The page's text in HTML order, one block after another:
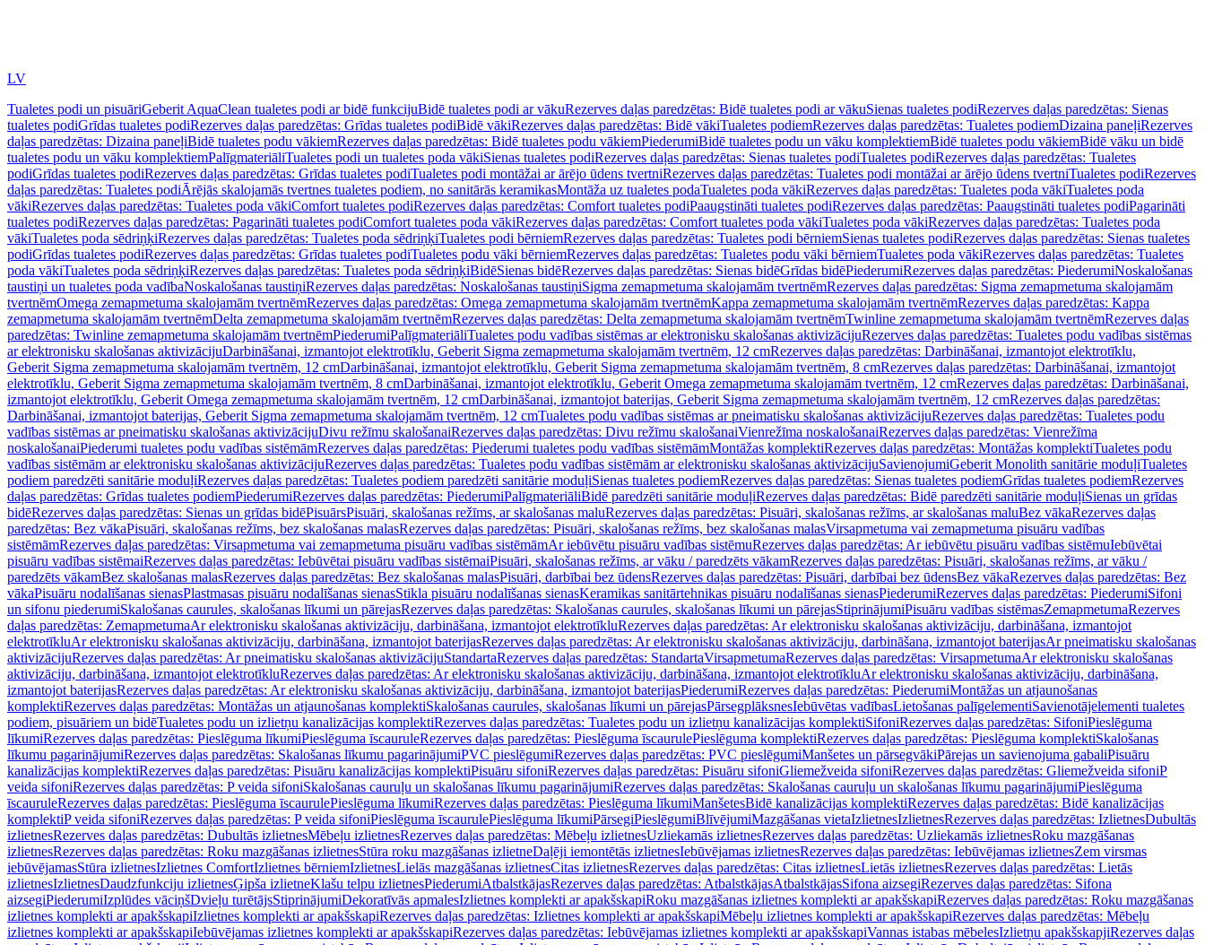
LV
Tualetes podi un pisuāriGeberit AquaClean tualetes podi ar bidē funkcijuBidē tualetes podi ar vākuRezerves daļas paredzētas: Bidē tualetes podi ar vākuSienas tualetes podiRezerves daļas paredzētas: Sienas
tualetes podiGrīdas tualetes podiRezerves daļas paredzētas: Grīdas tualetes podiBidē vākiRezerves daļas paredzētas: Bidē vākiTualetes podiemRezerves daļas paredzētas: Tualetes podiemDizaina paneļiRezerves
daļas paredzētas: Dizaina paneļiBidē tualetes podu vākiemRezerves daļas paredzētas: Bidē tualetes podu vākiemPiederumiBidē tualetes podu un vāku komplektiemBidē tualetes podu vākiemBidē vāku un bidē
tualetes podu un vāku komplektiemPalīgmateriāliTualetes podi un tualetes poda vākiSienas tualetes podiRezerves daļas paredzētas: Sienas tualetes podiTualetes podiRezerves daļas paredzētas: Tualetes
podiGrīdas tualetes podiRezerves daļas paredzētas: Grīdas tualetes podiTualetes podi montāžai ar ārējo ūdens tvertniRezerves daļas paredzētas: Tualetes podi montāžai ar ārējo ūdens tvertniTualetes podiRezerves
daļas paredzētas: Tualetes podiĀrējās skalojamās tvertnes tualetes podiem, no sanitārās keramikasMontāža uz tualetes podaTualetes poda vākiRezerves daļas paredzētas: Tualetes poda vākiTualetes poda
vākiRezerves daļas paredzētas: Tualetes poda vākiComfort tualetes podiRezerves daļas paredzētas: Comfort tualetes podiPaaugstināti tualetes podiRezerves daļas paredzētas: Paaugstināti tualetes podiPagarināti
tualetes podiRezerves daļas paredzētas: Pagarināti tualetes podiComfort tualetes poda vākiRezerves daļas paredzētas: Comfort tualetes poda vākiTualetes poda vākiRezerves daļas paredzētas: Tualetes poda
vākiTualetes poda sēdriņķiRezerves daļas paredzētas: Tualetes poda sēdriņķiTualetes podi bērniemRezerves daļas paredzētas: Tualetes podi bērniemSienas tualetes podiRezerves daļas paredzētas: Sienas tualetes
podiGrīdas tualetes podiRezerves daļas paredzētas: Grīdas tualetes podiTualetes podu vāki bērniemRezerves daļas paredzētas: Tualetes podu vāki bērniemTualetes poda vākiRezerves daļas paredzētas: Tualetes
poda vākiTualetes poda sēdriņķiRezerves daļas paredzētas: Tualetes poda sēdriņķiBidēSienas bidēRezerves daļas paredzētas: Sienas bidēGrīdas bidēPiederumiRezerves daļas paredzētas: PiederumiNoskalošanas
taustiņi un tualetes poda vadībaNoskalošanas taustiņiRezerves daļas paredzētas: Noskalošanas taustiņiSigma zemapmetuma skalojamām tvertnēmRezerves daļas paredzētas: Sigma zemapmetuma skalojamām
tvertnēmOmega zemapmetuma skalojamām tvertnēmRezerves daļas paredzētas: Omega zemapmetuma skalojamām tvertnēmKappa zemapmetuma skalojamām tvertnēmRezerves daļas paredzētas: Kappa
zemapmetuma skalojamām tvertnēmDelta zemapmetuma skalojamām tvertnēmRezerves daļas paredzētas: Delta zemapmetuma skalojamām tvertnēmTwinline zemapmetuma skalojamām tvertnēmRezerves daļas
paredzētas: Twinline zemapmetuma skalojamām tvertnēmPiederumiPalīgmateriāliTualetes podu vadības sistēmas ar elektronisku skalošanas aktivizācijuRezerves daļas paredzētas: Tualetes podu vadības sistēmas
ar elektronisku skalošanas aktivizācijuDarbināšanai, izmantojot elektrotīklu, Geberit Sigma zemapmetuma skalojamām tvertnēm, 12 cmRezerves daļas paredzētas: Darbināšanai, izmantojot elektrotīklu,
Geberit Sigma zemapmetuma skalojamām tvertnēm, 12 cmDarbināšanai, izmantojot elektrotīklu, Geberit Sigma zemapmetuma skalojamām tvertnēm, 8 cmRezerves daļas paredzētas: Darbināšanai, izmantojot
elektrotīklu, Geberit Sigma zemapmetuma skalojamām tvertnēm, 8 cmDarbināšanai, izmantojot elektrotīklu, Geberit Omega zemapmetuma skalojamām tvertnēm, 12 cmRezerves daļas paredzētas: Darbināšanai,
izmantojot elektrotīklu, Geberit Omega zemapmetuma skalojamām tvertnēm, 12 cmDarbināšanai, izmantojot baterijas, Geberit Sigma zemapmetuma skalojamām tvertnēm, 12 cmRezerves daļas paredzētas:
Darbināšanai, izmantojot baterijas, Geberit Sigma zemapmetuma skalojamām tvertnēm, 12 cmTualetes podu vadības sistēmas ar pneimatisku skalošanas aktivizācijuRezerves daļas paredzētas: Tualetes podu
vadības sistēmas ar pneimatisku skalošanas aktivizācijuDivu režīmu skalošanaiRezerves daļas paredzētas: Divu režīmu skalošanaiVienrežīma noskalošanaiRezerves daļas paredzētas: Vienrežīma
noskalošanaiPiederumi tualetes podu vadības sistēmāmRezerves daļas paredzētas: Piederumi tualetes podu vadības sistēmāmMontāžas komplektiRezerves daļas paredzētas: Montāžas komplektiTualetes podu
vadības sistēmām ar elektronisku skalošanas aktivizācijuRezerves daļas paredzētas: Tualetes podu vadības sistēmām ar elektronisku skalošanas aktivizācijuSavienojumiGeberit Monolith sanitārie moduļiTualetes
podiem paredzēti sanitārie moduļiRezerves daļas paredzētas: Tualetes podiem paredzēti sanitārie moduļiSienas tualetes podiemRezerves daļas paredzētas: Sienas tualetes podiemGrīdas tualetes podiemRezerves
daļas paredzētas: Grīdas tualetes podiemPiederumiRezerves daļas paredzētas: PiederumiPalīgmateriāliBidē paredzēti sanitārie moduļiRezerves daļas paredzētas: Bidē paredzēti sanitārie moduļiSienas un grīdas
bidēRezerves daļas paredzētas: Sienas un grīdas bidēPisuārsPisuāri, skalošanas režīms, ar skalošanas maluRezerves daļas paredzētas: Pisuāri, skalošanas režīms, ar skalošanas maluBez vākaRezerves daļas
paredzētas: Bez vākaPisuāri, skalošanas režīms, bez skalošanas malasRezerves daļas paredzētas: Pisuāri, skalošanas režīms, bez skalošanas malasVirsapmetuma vai zemapmetuma pisuāru vadības
sistēmāmRezerves daļas paredzētas: Virsapmetuma vai zemapmetuma pisuāru vadības sistēmāmAr iebūvētu pisuāru vadības sistēmuRezerves daļas paredzētas: Ar iebūvētu pisuāru vadības sistēmuIebūvētai
pisuāru vadības sistēmaiRezerves daļas paredzētas: Iebūvētai pisuāru vadības sistēmaiPisuāri, skalošanas režīms, ar vāku / paredzēts vākamRezerves daļas paredzētas: Pisuāri, skalošanas režīms, ar vāku /
paredzēts vākamBez skalošanas malasRezerves daļas paredzētas: Bez skalošanas malasPisuāri, darbībai bez ūdensRezerves daļas paredzētas: Pisuāri, darbībai bez ūdensBez vākaRezerves daļas paredzētas: Bez
vākaPisuāru nodalīšanas sienasPlastmasas pisuāru nodalīšanas sienasStikla pisuāru nodalīšanas sienasKeramikas sanitārtehnikas pisuāru nodalīšanas sienasPiederumiRezerves daļas paredzētas: PiederumiSifoni
un sifonu piederumiSkalošanas caurules, skalošanas līkumi un pārejasRezerves daļas paredzētas: Skalošanas caurules, skalošanas līkumi un pārejasStiprinājumiPisuāru vadības sistēmasZemapmetumaRezerves
daļas paredzētas: ZemapmetumaAr elektronisku skalošanas aktivizāciju, darbināšana, izmantojot elektrotīkluRezerves daļas paredzētas: Ar elektronisku skalošanas aktivizāciju, darbināšana, izmantojot
elektrotīkluAr elektronisku skalošanas aktivizāciju, darbināšana, izmantojot baterijasRezerves daļas paredzētas: Ar elektronisku skalošanas aktivizāciju, darbināšana, izmantojot baterijasAr pneimatisku skalošanas
aktivizācijuRezerves daļas paredzētas: Ar pneimatisku skalošanas aktivizācijuStandartaRezerves daļas paredzētas: StandartaVirsapmetumaRezerves daļas paredzētas: VirsapmetumaAr elektronisku skalošanas
aktivizāciju, darbināšana, izmantojot elektrotīkluRezerves daļas paredzētas: Ar elektronisku skalošanas aktivizāciju, darbināšana, izmantojot elektrotīkluAr elektronisku skalošanas aktivizāciju, darbināšana,
izmantojot baterijasRezerves daļas paredzētas: Ar elektronisku skalošanas aktivizāciju, darbināšana, izmantojot baterijasPiederumiRezerves daļas paredzētas: PiederumiMontāžas un atjaunošanas
komplektiRezerves daļas paredzētas: Montāžas un atjaunošanas komplektiSkalošanas caurules, skalošanas līkumi un pārejasPārsegplāksnesIebūvētas vadībasLietošanas palīgelementiSavienotājelementi tualetes
podiem, pisuāriem un bidēTualetes podu un izlietņu kanalizācijas komplektiRezerves daļas paredzētas: Tualetes podu un izlietņu kanalizācijas komplektiSifoniRezerves daļas paredzētas: SifoniPieslēguma
līkumiRezerves daļas paredzētas: Pieslēguma līkumiPieslēguma īscauruleRezerves daļas paredzētas: Pieslēguma īscaurulePieslēguma komplektiRezerves daļas paredzētas: Pieslēguma komplektiSkalošanas
līkumu pagarinājumiRezerves daļas paredzētas: Skalošanas līkumu pagarinājumiPVC pieslēgumiRezerves daļas paredzētas: PVC pieslēgumiManšetes un pārsegvākiPārejas un savienojuma gabaliPisuāru
kanalizācijas komplektiRezerves daļas paredzētas: Pisuāru kanalizācijas komplektiPisuāru sifoniRezerves daļas paredzētas: Pisuāru sifoniGliemežveida sifoniRezerves daļas paredzētas: Gliemežveida sifoniP
veida sifoniRezerves daļas paredzētas: P veida sifoniSkalošanas cauruļu un skalošanas līkumu pagarinājumiRezerves daļas paredzētas: Skalošanas cauruļu un skalošanas līkumu pagarinājumiPieslēguma
īscauruleRezerves daļas paredzētas: Pieslēguma īscaurulePieslēguma līkumiRezerves daļas paredzētas: Pieslēguma līkumiManšetesBidē kanalizācijas komplektiRezerves daļas paredzētas: Bidē kanalizācijas
komplektiP veida sifoniRezerves daļas paredzētas: P veida sifoniPieslēguma īscaurulePieslēguma līkumiPārsegiPieslēgumiBlīvējumiMazgāšanas vietaIzlietnesIzlietnesRezerves daļas paredzētas: IzlietnesDubultās
izlietnesRezerves daļas paredzētas: Dubultās izlietnesMēbeļu izlietnesRezerves daļas paredzētas: Mēbeļu izlietnesUzliekamās izlietnesRezerves daļas paredzētas: Uzliekamās izlietnesRoku mazgāšanas
izlietnesRezerves daļas paredzētas: Roku mazgāšanas izlietnesStūra roku mazgāšanas izlietneDaļēji iemontētās izlietnesIebūvējamas izlietnesRezerves daļas paredzētas: Iebūvējamas izlietnesZem virsmas
iebūvējamasStūra izlietnesIzlietnes ComfortIzlietnes bērniemIzlietnesLielās mazgāšanas izlietnesCitas izlietnesRezerves daļas paredzētas: Citas izlietnesLietās izlietnesRezerves daļas paredzētas: Lietās
izlietnesIzlietnesDaudzfunkciju izlietnesĢipša izlietneKlašu telpu izlietnesPiederumiAtbalstkājasRezerves daļas paredzētas: AtbalstkājasAtbalstkājasSifona aizsegiRezerves daļas paredzētas: Sifona
aizsegiPiederumiIzplūdes vāciņšDvieļu turētājsStiprinājumiDekoratīvās apmalesIzlietnes komplekti ar apakšskapiRoku mazgāšanas izlietnes komplekti ar apakšskapiRezerves daļas paredzētas: Roku mazgāšanas
izlietnes komplekti ar apakšskapiIzlietnes komplekti ar apakšskapiRezerves daļas paredzētas: Izlietnes komplekti ar apakšskapiMēbeļu izlietnes komplekti ar apakšskapiRezerves daļas paredzētas: Mēbeļu
izlietnes komplekti ar apakšskapiIebūvējamas izlietnes komplekti ar apakšskapiRezerves daļas paredzētas: Iebūvējamas izlietnes komplekti ar apakšskapiVannas istabas mēbelesIzlietņu apakšskapjiRezerves daļas